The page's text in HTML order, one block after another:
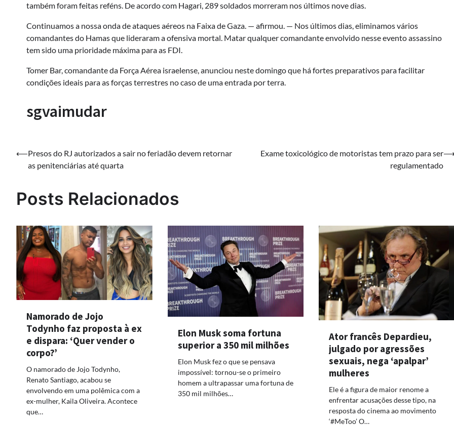
também foram feitas reféns. De acordo com Hagari, 289 soldados morreram nos últimos nove dias.
Continuamos a nossa onda de ataques aéreos na Faixa de Gaza. — afirmou. — Nos últimos dias, eliminamos vários
comandantes do Hamas que lideraram a ofensiva mortal. Matar qualquer comandante envolvido nesse evento assassino
tem sido uma prioridade máxima para as FDI.
Tomer Bar, comandante da Força Aérea israelense, anunciou neste domingo que há fortes preparativos para facilitar
condições ideais para as forças terrestres no caso de uma entrada por terra.
sgvaimudar
Navegação
⟵Presos do RJ autorizados a sair no feriadão devem retornar
as penitenciárias até quarta
Exame toxicológico de motoristas tem prazo para ser
regulamentado
Posts Relacionados
Namorado de Jojo
Todynho faz proposta à ex
e dispara: ‘Quer vender o
corpo?’
O namorado de Jojo Todynho,
Renato Santiago, acabou se
envolvendo em uma polêmica com a
ex-mulher, Kaila Oliveira. Acontece
que…
Elon Musk soma fortuna
superior a 350 mil milhões
Elon Musk fez o que se pensava
impossível: tornou-se o primeiro
homem a ultrapassar uma fortuna de
350 mil milhões…
Ator francês Depardieu,
julgado por agressões
sexuais, nega ‘apalpar’
mulheres
Ele é a figura de maior renome a
enfrentar acusações desse tipo, na
resposta do cinema ao movimento
‘#MeToo’ O…